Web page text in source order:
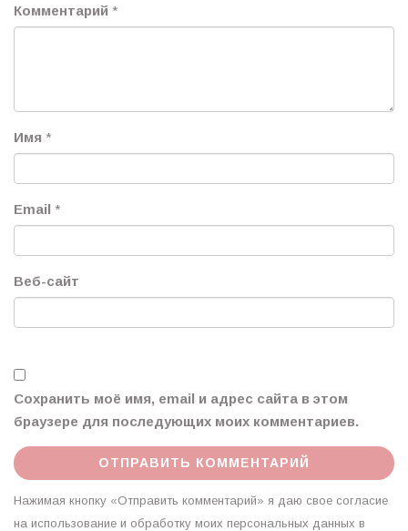
Комментарий *
Имя *
Email *
Веб-сайт
Сохранить моё имя, email и адрес сайта в этом
браузере для последующих моих комментариев.
Нажимая кнопку «Отправить комментарий» я даю свое согласие
на использование и обработку моих персональных данных в